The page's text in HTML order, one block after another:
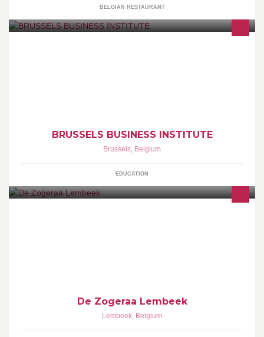
BELGIAN RESTAURANT
BRUSSELS BUSINESS INSTITUTE
Brussels, Belgium
EDUCATION
De Zogeraa Lembeek
Lembeek, Belgium